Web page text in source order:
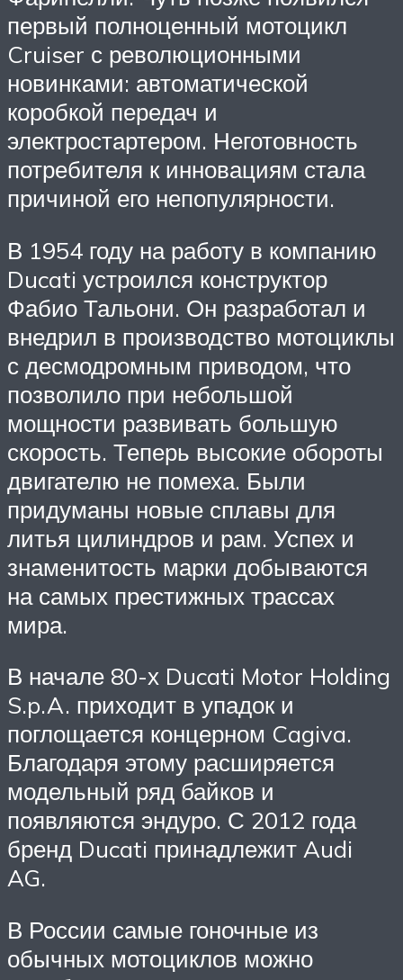
первый полноценный мотоцикл
Cruiser с революционными
новинками: автоматической
коробкой передач и
электростартером. Неготовность
потребителя к инновациям стала
причиной его непопулярности.
В 1954 году на работу в компанию
Ducati устроился конструктор
Фабио Тальони. Он разработал и
внедрил в производство мотоциклы
с десмодромным приводом, что
позволило при небольшой
мощности развивать большую
скорость. Теперь высокие обороты
двигателю не помеха. Были
придуманы новые сплавы для
литья цилиндров и рам. Успех и
знаменитость марки добываются
на самых престижных трассах
мира.
В начале 80-х Ducati Motor Holding
S.p.A. приходит в упадок и
поглощается концерном Cagiva.
Благодаря этому расширяется
модельный ряд байков и
появляются эндуро. С 2012 года
бренд Ducati принадлежит Audi
AG.
В России самые гоночные из
обычных мотоциклов можно